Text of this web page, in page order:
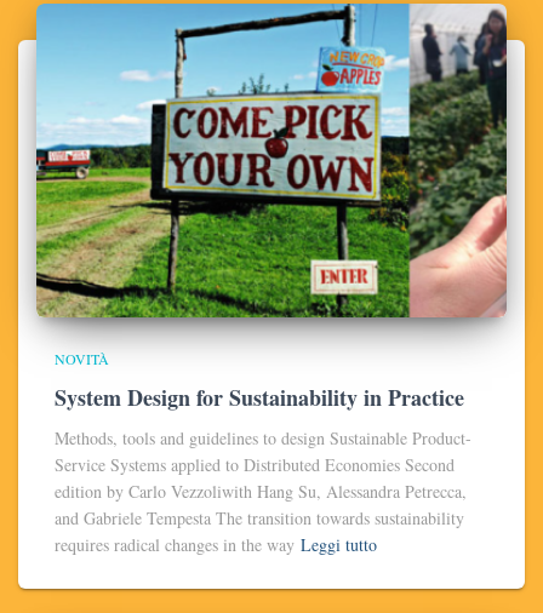
NOVITÀ
System Design for Sustainability in Practice
Methods, tools and guidelines to design Sustainable Product-
Service Systems applied to Distributed Economies Second
edition by Carlo Vezzoliwith Hang Su, Alessandra Petrecca,
and Gabriele Tempesta The transition towards sustainability
requires radical changes in the way Leggi tutto